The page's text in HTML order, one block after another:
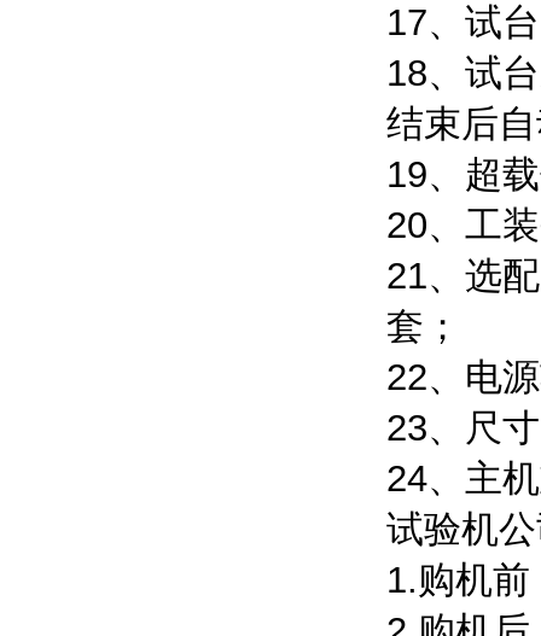
17、试
18、试
结束后
19、超
20、工
21、选
套；
22、电
23、尺
24、主
试验机
1.购机